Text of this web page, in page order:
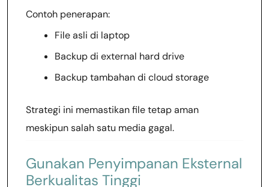
Contoh penerapan:
File asli di laptop
Backup di external hard drive
Backup tambahan di cloud storage
Strategi ini memastikan file tetap aman
meskipun salah satu media gagal.
Gunakan Penyimpanan Eksternal
Berkualitas Tinggi